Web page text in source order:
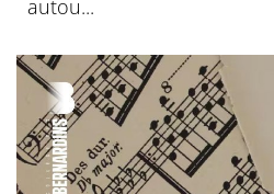
autou...